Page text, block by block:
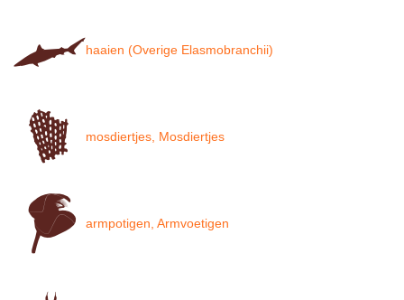
haaien (Overige Elasmobranchii)
mosdiertjes, Mosdiertjes
armpotigen, Armvoetigen